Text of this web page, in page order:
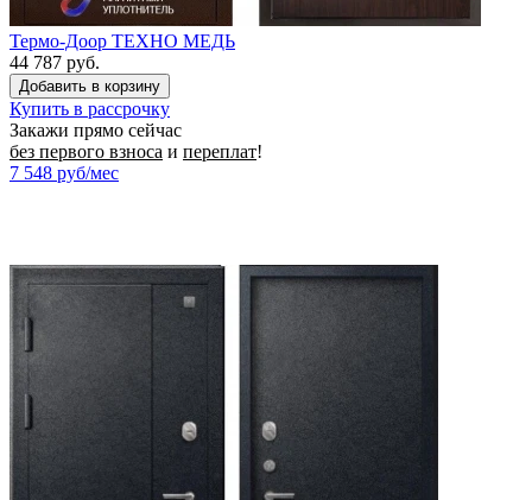
Термо-Доор ТЕХНО МЕДЬ
44 787 руб.
Купить в рассрочку
Закажи прямо сейчас
без первого взноса и переплат!
7 548 руб/мес